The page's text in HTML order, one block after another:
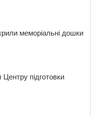
меморіальні дошки
підготовки